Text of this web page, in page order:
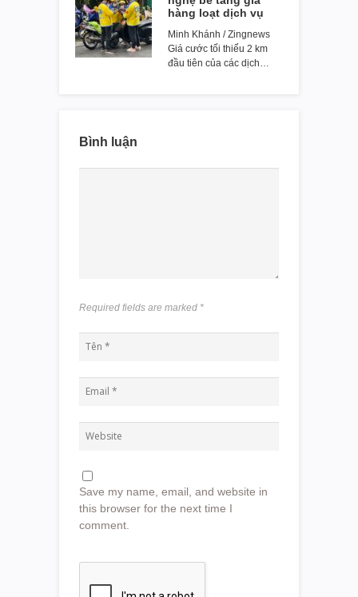
hàng loạt dịch vụ
Minh Khánh / Zingnews
Giá cước tối thiểu 2 km
đầu tiên của các dịch…
Bình luận
Required fields are marked *
Save my name, email, and website in
this browser for the next time I
comment.